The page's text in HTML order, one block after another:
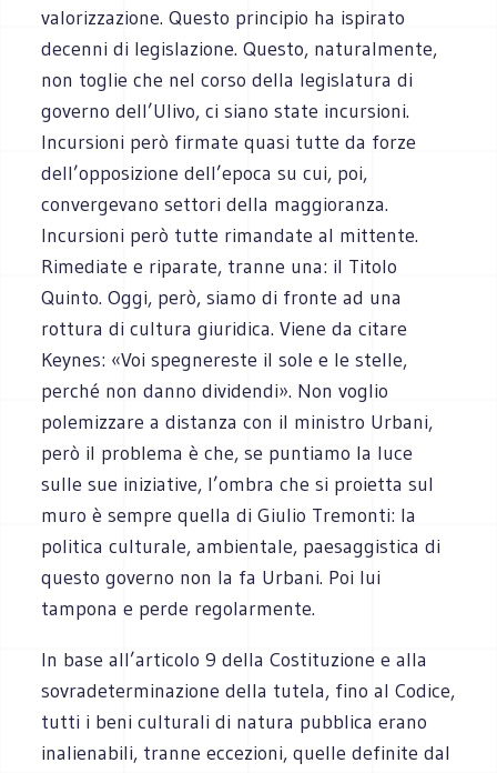
valorizzazione. Questo principio ha ispirato
decenni di legislazione. Questo, naturalmente,
non toglie che nel corso della legislatura di
governo dell’Ulivo, ci siano state incursioni.
Incursioni però firmate quasi tutte da forze
dell’opposizione dell’epoca su cui, poi,
convergevano settori della maggioranza.
Incursioni però tutte rimandate al mittente.
Rimediate e riparate, tranne una: il Titolo
Quinto. Oggi, però, siamo di fronte ad una
rottura di cultura giuridica. Viene da citare
Keynes: «Voi spegnereste il sole e le stelle,
perché non danno dividendi». Non voglio
polemizzare a distanza con il ministro Urbani,
però il problema è che, se puntiamo la luce
sulle sue iniziative, l’ombra che si proietta sul
muro è sempre quella di Giulio Tremonti: la
politica culturale, ambientale, paesaggistica di
questo governo non la fa Urbani. Poi lui
tampona e perde regolarmente.
In base all’articolo 9 della Costituzione e alla
sovradeterminazione della tutela, fino al Codice,
tutti i beni culturali di natura pubblica erano
inalienabili, tranne eccezioni, quelle definite dal